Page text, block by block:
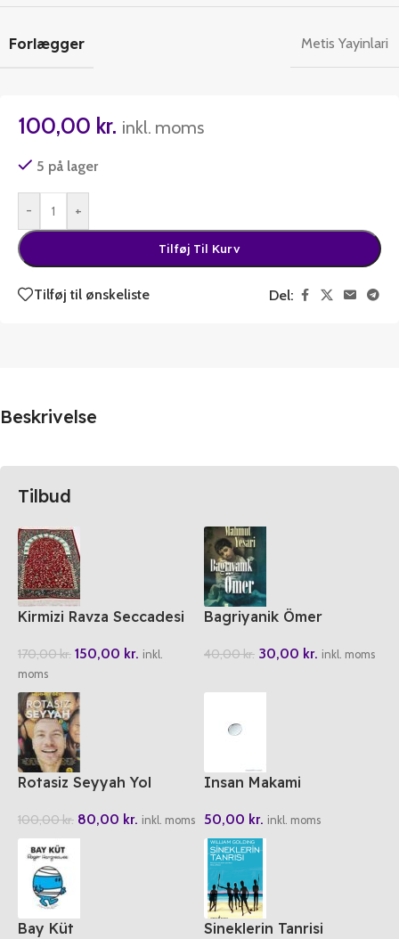
Forlægger Metis Yayinlari
100,00 kr. inkl. moms
5 på lager
- +
Tilføj Til Kurv
Tilføj til ønskeliste Del:
Beskrivelse
Tilbud
Kirmizi Ravza Seccadesi
170,00kr. 150,00 kr. inkl.
moms
Bagriyanik Ömer
40,00kr. 30,00 kr. inkl. moms
Rotasiz Seyyah Yol
100,00kr. 80,00 kr. inkl. moms
Insan Makami
50,00 kr. inkl. moms
Bay Küt Sineklerin Tanrisi